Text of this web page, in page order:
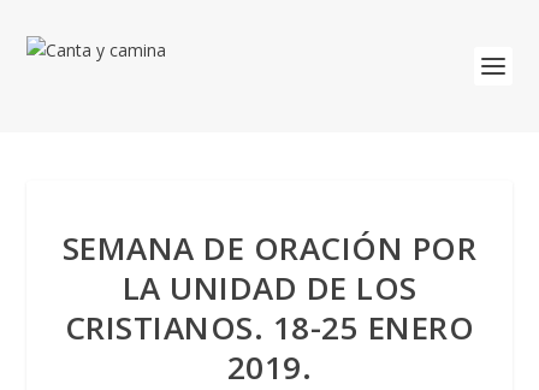
SEMANA DE ORACIÓN POR
LA UNIDAD DE LOS
CRISTIANOS. 18-25 ENERO
2019.